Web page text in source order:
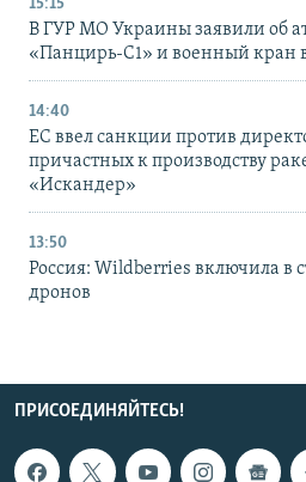
15:15
В ГУР МО Украины заявили об
«Панцирь-С1» и военный кран
14:40
ЕС ввел санкции против
причастных к производству
«Искандер»
13:50
Россия: Wildberries включила в
дронов
ПРИСОЕДИНЯЙТЕСЬ!